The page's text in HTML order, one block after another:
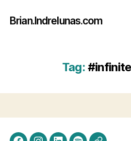
Brian.Indrelunas.com
Tag: